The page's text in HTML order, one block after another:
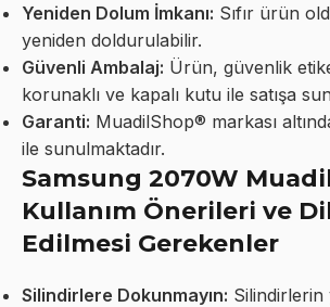
Yeniden Dolum İmkanı: Sıfır ürün
yeniden doldurulabilir.
Güvenli Ambalaj: Ürün, güvenlik
korunaklı ve kapalı kutu ile satışa
Garanti: MuadilShop® markası
ile sunulmaktadır.
Samsung 2070W
Kullanım Önerileri ve
Edilmesi Gerekenler
Silindirlere Dokunmayın: Silindirlerin